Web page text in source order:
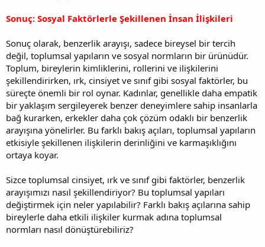
Sonuç: Sosyal Faktörlerle Şekillenen İnsan İlişkileri
Sonuç olarak, benzerlik arayışı, sadece bireysel bir tercih
değil, toplumsal yapıların ve sosyal normların bir ürünüdür.
Toplum, bireylerin kimliklerini, rollerini ve ilişkilerini
şekillendirirken, ırk, cinsiyet ve sınıf gibi sosyal faktörler, bu
süreçte önemli bir rol oynar. Kadınlar, genellikle daha empatik
bir yaklaşım sergileyerek benzer deneyimlere sahip insanlarla
bağ kurarken, erkekler daha çok çözüm odaklı bir benzerlik
arayışına yönelirler. Bu farklı bakış açıları, toplumsal yapıların
etkisiyle şekillenen ilişkilerin derinliğini ve karmaşıklığını
ortaya koyar.
Sizce toplumsal cinsiyet, ırk ve sınıf gibi faktörler, benzerlik
arayışımızı nasıl şekillendiriyor? Bu toplumsal yapıları
değiştirmek için neler yapılabilir? Farklı bakış açılarına sahip
bireylerle daha etkili ilişkiler kurmak adına toplumsal
normları nasıl dönüştürebiliriz?